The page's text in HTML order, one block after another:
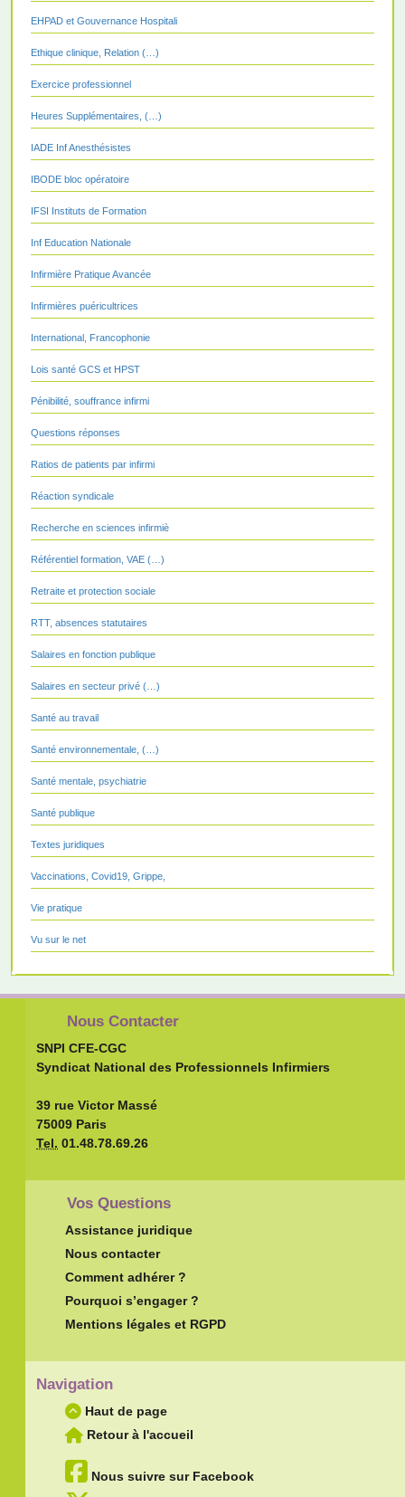
EHPAD et Gouvernance Hospitali
Ethique clinique, Relation (…)
Exercice professionnel
Heures Supplémentaires, (…)
IADE Inf Anesthésistes
IBODE bloc opératoire
IFSI Instituts de Formation
Inf Education Nationale
Infirmière Pratique Avancée
Infirmières puéricultrices
International, Francophonie
Lois santé GCS et HPST
Pénibilité, souffrance infirmi
Questions réponses
Ratios de patients par infirmi
Réaction syndicale
Recherche en sciences infirmiè
Référentiel formation, VAE (…)
Retraite et protection sociale
RTT, absences statutaires
Salaires en fonction publique
Salaires en secteur privé (…)
Santé au travail
Santé environnementale, (…)
Santé mentale, psychiatrie
Santé publique
Textes juridiques
Vaccinations, Covid19, Grippe,
Vie pratique
Vu sur le net
Nous Contacter
SNPI CFE-CGC
Syndicat National des Professionnels Infirmiers
39 rue Victor Massé
75009 Paris
Tel. 01.48.78.69.26
Vos Questions
Assistance juridique
Nous contacter
Comment adhérer ?
Pourquoi s’engager ?
Mentions légales et RGPD
Navigation
Haut de page
Retour à l'accueil
Nous suivre sur Facebook